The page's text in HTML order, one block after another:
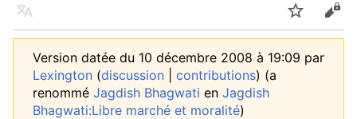
Langue Suivre
Version datée du 10 décembre 2008 à 19:09 par
Lexington (discussion contributions) (a
renommé Jagdish Bhagwati en Jagdish
Bhagwati:Libre marché et moralité)